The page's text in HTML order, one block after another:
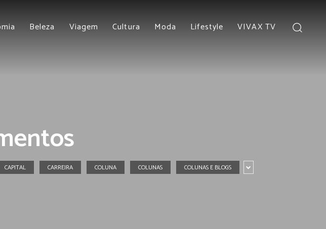
Beleza Viagem Cultura Moda Lifestyle VIVAX TV
CAPITAL CARREIRA COLUNA COLUNAS COLUNAS E BLOGS